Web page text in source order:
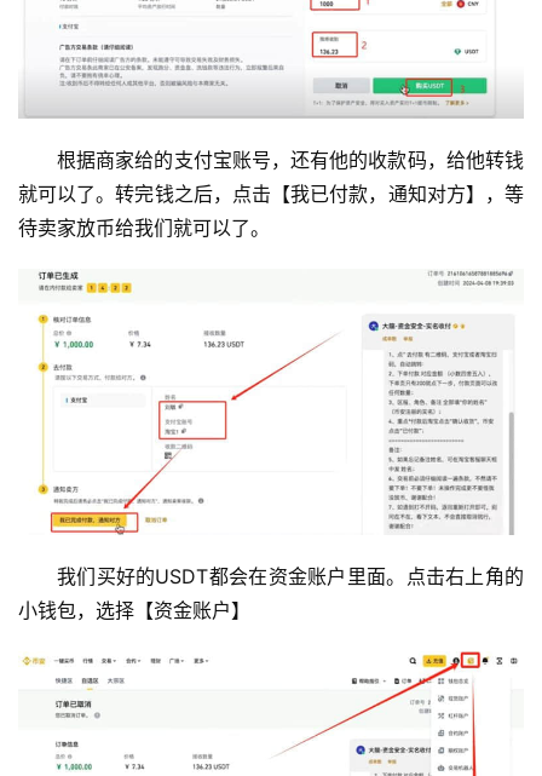
根据商家给的支付宝账号，还有他的收款码，给他转钱
就可以了。转完钱之后，点击【我已付款，通知对方】，等
待卖家放币给我们就可以了。
我们买好的USDT都会在资金账户里面。点击右上角的
小钱包，选择【资金账户】